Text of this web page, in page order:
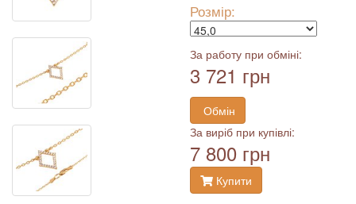
Розмір:
За работу при обміні:
3 721 грн
Обмін
За виріб при купівлі:
7 800 грн
Купити